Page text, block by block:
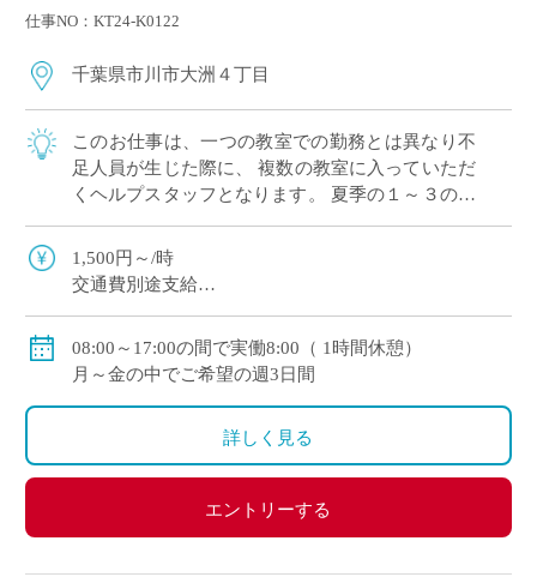
仕事NO：KT24-K0122
千葉県市川市大洲４丁目
このお仕事は、一つの教室での勤務とは異なり不
足人員が生じた際に、 複数の教室に入っていただ
くヘルプスタッフとなります。 夏季の１～３の条
件】 １ 市川市子ども教室（16拠点）全 […]
1,500円～/時
交通費別途支給
例：144,000円/月（1日8時間 週3日勤務）
08:00～17:00の間で実働8:00（ 1時間休憩）
月～金の中でご希望の週3日間
詳しく見る
エントリーする